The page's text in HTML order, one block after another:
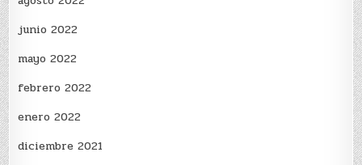
junio 2022
mayo 2022
febrero 2022
enero 2022
diciembre 2021